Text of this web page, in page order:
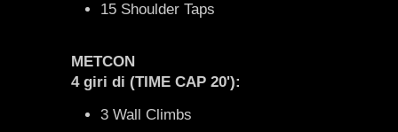
15 Shoulder Taps
METCON
4 giri di (TIME CAP 20'):
3 Wall Climbs